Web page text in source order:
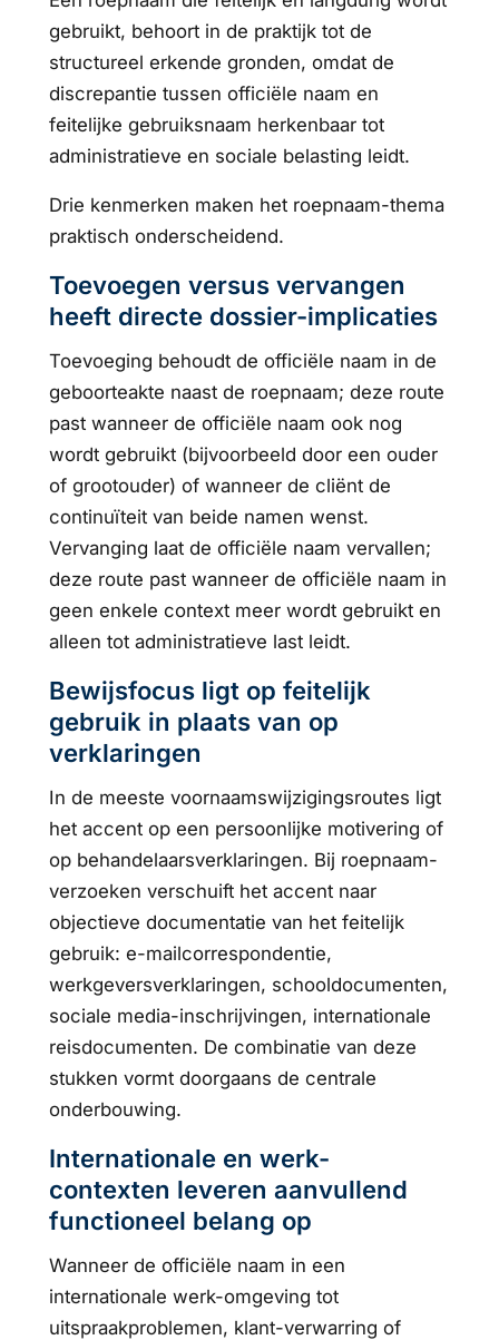
gebruikt, behoort in de praktijk tot de
structureel erkende gronden, omdat de
discrepantie tussen officiële naam en
feitelijke gebruiksnaam herkenbaar tot
administratieve en sociale belasting leidt.
Drie kenmerken maken het roepnaam-thema
praktisch onderscheidend.
Toevoegen versus vervangen
heeft directe dossier-implicaties
Toevoeging behoudt de officiële naam in de
geboorteakte naast de roepnaam; deze route
past wanneer de officiële naam ook nog
wordt gebruikt (bijvoorbeeld door een ouder
of grootouder) of wanneer de cliënt de
continuïteit van beide namen wenst.
Vervanging laat de officiële naam vervallen;
deze route past wanneer de officiële naam in
geen enkele context meer wordt gebruikt en
alleen tot administratieve last leidt.
Bewijsfocus ligt op feitelijk
gebruik in plaats van op
verklaringen
In de meeste voornaamswijzigingsroutes ligt
het accent op een persoonlijke motivering of
op behandelaarsverklaringen. Bij roepnaam-
verzoeken verschuift het accent naar
objectieve documentatie van het feitelijk
gebruik: e-mailcorrespondentie,
werkgeversverklaringen, schooldocumenten,
sociale media-inschrijvingen, internationale
reisdocumenten. De combinatie van deze
stukken vormt doorgaans de centrale
onderbouwing.
Internationale en werk-
contexten leveren aanvullend
functioneel belang op
Wanneer de officiële naam in een
internationale werk-omgeving tot
uitspraakproblemen, klant-verwarring of